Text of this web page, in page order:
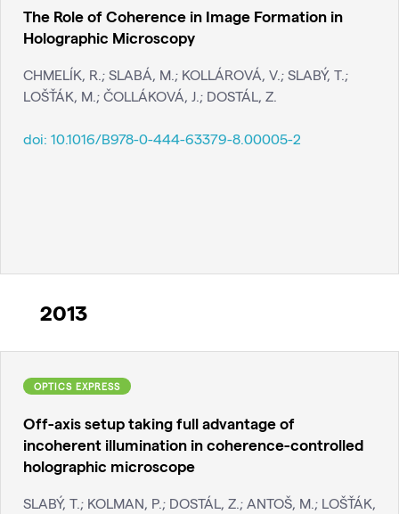
The Role of Coherence in Image Formation in
Holographic Microscopy
CHMELÍK, R.; SLABÁ, M.; KOLLÁROVÁ, V.; SLABÝ, T.;
LOŠŤÁK, M.; ČOLLÁKOVÁ, J.; DOSTÁL, Z.
doi: 10.1016/B978-0-444-63379-8.00005-2
2013
OPTICS EXPRESS
Off-axis setup taking full advantage of
incoherent illumination in coherence-controlled
holographic microscope
SLABÝ, T.; KOLMAN, P.; DOSTÁL, Z.; ANTOŠ, M.; LOŠŤÁK,